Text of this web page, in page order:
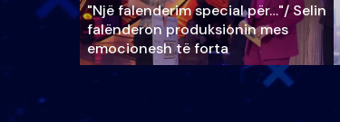
"Një falenderim special për…"/ Selin
falënderon produksionin mes
emocionesh të forta